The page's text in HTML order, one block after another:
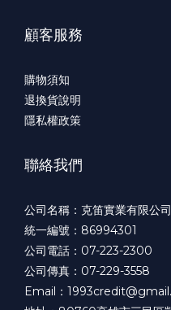
顧客服務
購物須知
退換貨說明
隱私權政策
聯絡我們
公司名稱：克笛實業有限公司
統一編號：86994301
公司電話：07-223-2300
公司傳真：07-229-3558
Email：